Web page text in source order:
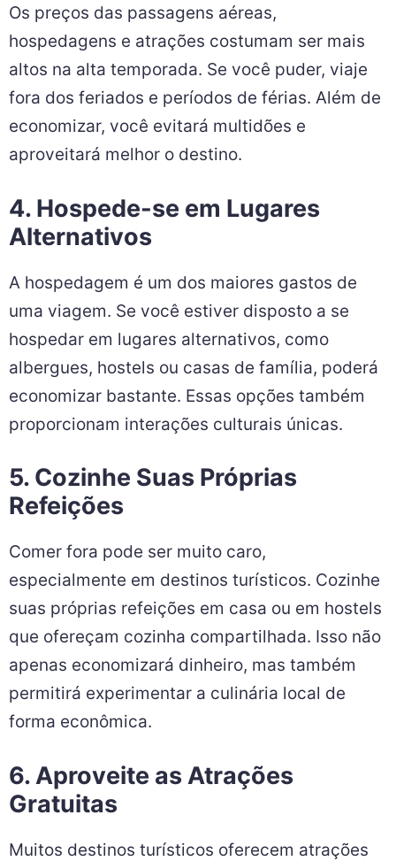
Os preços das passagens aéreas,
hospedagens e atrações costumam ser mais
altos na alta temporada. Se você puder, viaje
fora dos feriados e períodos de férias. Além de
economizar, você evitará multidões e
aproveitará melhor o destino.
4. Hospede-se em Lugares
Alternativos
A hospedagem é um dos maiores gastos de
uma viagem. Se você estiver disposto a se
hospedar em lugares alternativos, como
albergues, hostels ou casas de família, poderá
economizar bastante. Essas opções também
proporcionam interações culturais únicas.
5. Cozinhe Suas Próprias
Refeições
Comer fora pode ser muito caro,
especialmente em destinos turísticos. Cozinhe
suas próprias refeições em casa ou em hostels
que ofereçam cozinha compartilhada. Isso não
apenas economizará dinheiro, mas também
permitirá experimentar a culinária local de
forma econômica.
6. Aproveite as Atrações
Gratuitas
Muitos destinos turísticos oferecem atrações